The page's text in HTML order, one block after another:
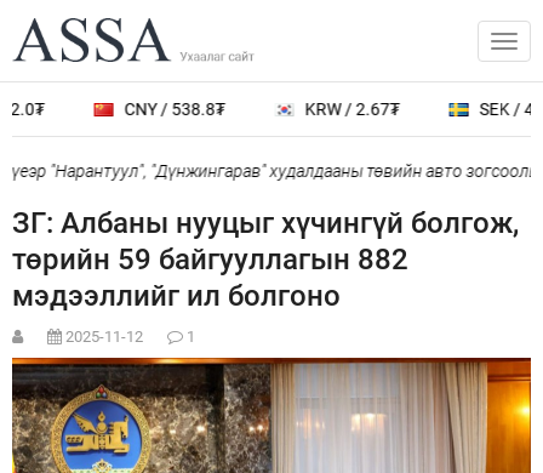
CNY / 538.8₮ KRW / 2.67₮ SEK /
"Нарантуул", "Дүнжингарав" худалдааны төвийн авто зогсоолыг
ЗГ: Албаны нууцыг хүчингүй болгож,
төрийн 59 байгууллагын 882
мэдээллийг ил болгоно
2025-11-12 1